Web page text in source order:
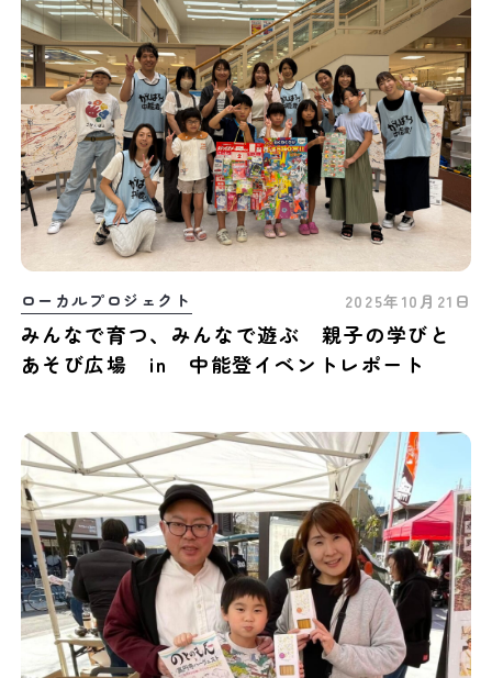
ローカルプロジェクト 2025年10月21日
みんなで育つ、みんなで遊ぶ 親子の学びと
あそび広場 in 中能登イベントレポート